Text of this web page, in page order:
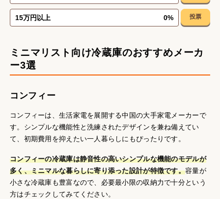
15万円以上 0% 投票
ミニマリスト向け冷蔵庫のおすすめメーカ
ー3選
コンフィー
コンフィーは、生活家電を展開する中国の大手家電メーカーで
す。シンプルな機能性と洗練されたデザインを兼ね備えてい
て、初期費用を抑えたい一人暮らしにもぴったりです。
コンフィーの冷蔵庫は静音性の高いシンプルな機能のモデルが
多く、ミニマルな暮らしに寄り添った設計が特徴です。容量が
小さな冷蔵庫も豊富なので、必要最小限の収納力で十分という
方はチェックしてみてください。